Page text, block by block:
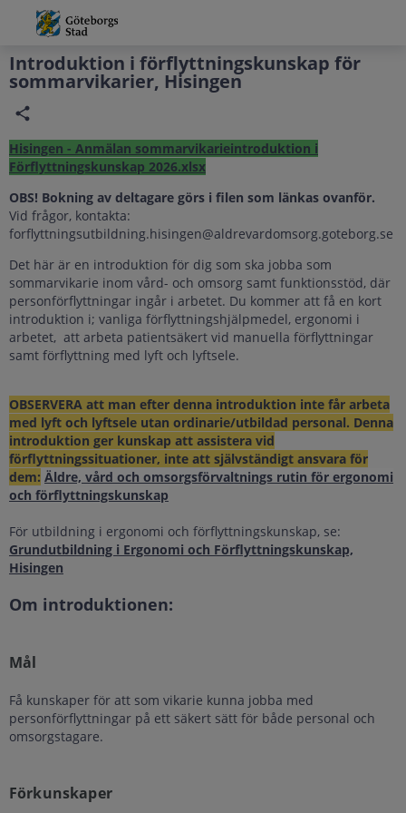
Grade
Portal
Introduktion i förflyttningskunskap för
sommarvikarier, Hisingen
Hisingen - Anmälan sommarvikarieintroduktion i
Förflyttningskunskap 2026.xlsx
OBS! Bokning av deltagare görs i filen som länkas ovanför.
Vid frågor, kontakta:
forflyttningsutbildning.hisingen@aldrevardomsorg.goteborg.se
Det här är en introduktion för dig som ska jobba som
sommarvikarie inom vård- och omsorg samt funktionsstöd, där
personförflyttningar ingår i arbetet. Du kommer att få en kort
introduktion i; vanliga förflyttningshjälpmedel, ergonomi i
arbetet, att arbeta patientsäkert vid manuella förflyttningar
samt förflyttning med lyft och lyftsele.
OBSERVERA att man efter denna introduktion inte får arbeta
med lyft och lyftsele utan ordinarie/utbildad personal. Denna
introduktion ger kunskap att assistera vid
förflyttningssituationer, inte att självständigt ansvara för
dem: Äldre, vård och omsorgsförvaltnings rutin för ergonomi
och förflyttningskunskap
För utbildning i ergonomi och förflyttningskunskap, se:
Grundutbildning i Ergonomi och Förflyttningskunskap,
Hisingen
Om introduktionen:
Mål
Få kunskaper för att som vikarie kunna jobba med
personförflyttningar på ett säkert sätt för både personal och
omsorgstagare.
Förkunskaper